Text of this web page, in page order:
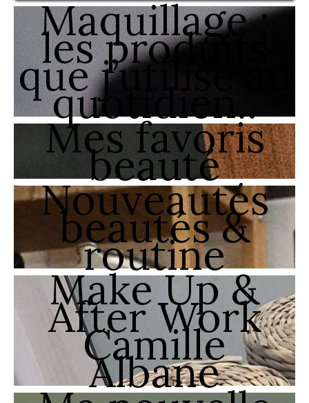
Maquillage :
les produits
que j’utilise au
quotidien..
Mes favoris
beauté
Nouveautés
beautés &
routine
Make Up &
After Work
Camille
Albane